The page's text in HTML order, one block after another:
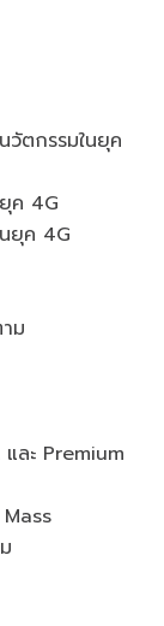
วัตกรรมในยุค
ค 4G
ยุค 4G
ม
ละ Premium